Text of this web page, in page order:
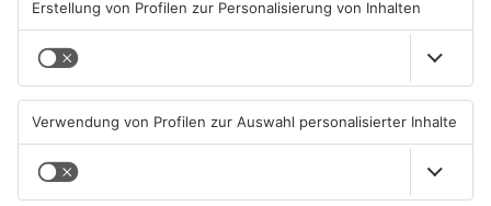
08.08.2026, 09:33 UHR IN
PRIMAVERALAND
07.08.2026, 09:25 UHR IN
TOPNEWS TOPNEWS